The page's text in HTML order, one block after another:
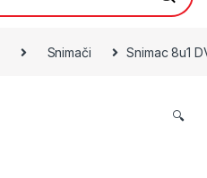
Snimači Snimac 8u1
🔍